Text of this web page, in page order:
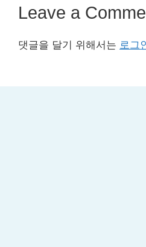
Leave a
댓글을 달기 위해서는 로그